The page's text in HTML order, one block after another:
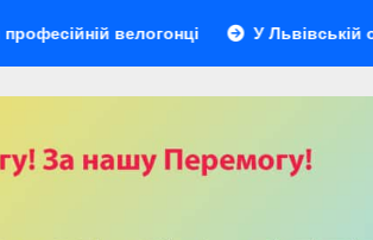
велогонці У Львівській області